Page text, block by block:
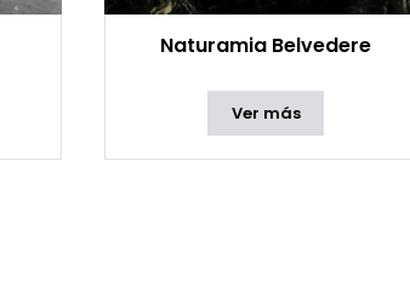
Naturamia Belvedere
Ver más